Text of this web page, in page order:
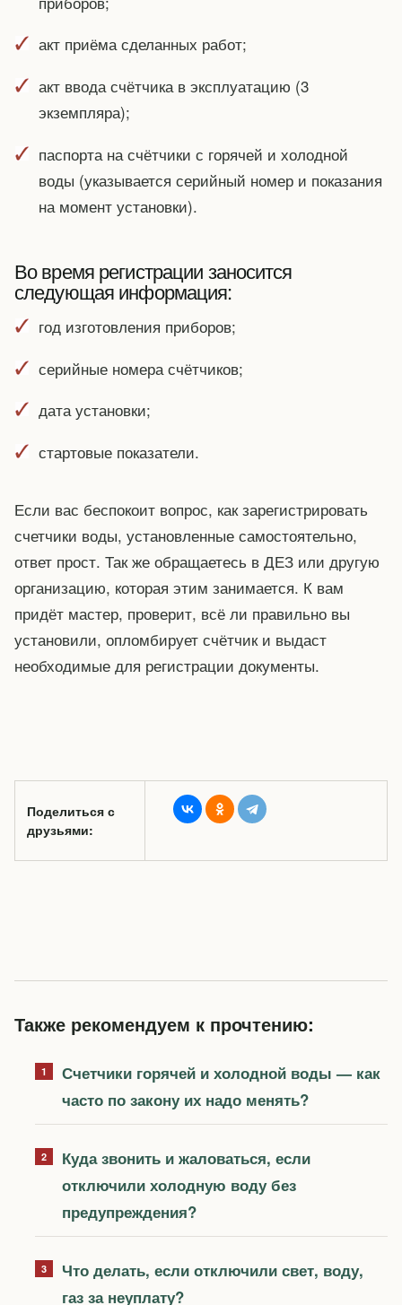
акт приёма сделанных работ;
акт ввода счётчика в эксплуатацию (3
экземпляра);
паспорта на счётчики с горячей и холодной
воды (указывается серийный номер и показания
на момент установки).
Во время регистрации заносится
следующая информация:
год изготовления приборов;
серийные номера счётчиков;
дата установки;
стартовые показатели.
Если вас беспокоит вопрос, как зарегистрировать
счетчики воды, установленные самостоятельно,
ответ прост. Так же обращаетесь в ДЕЗ или другую
организацию, которая этим занимается. К вам
придёт мастер, проверит, всё ли правильно вы
установили, опломбирует счётчик и выдаст
необходимые для регистрации документы.
Поделиться с
друзьями:
Также рекомендуем к прочтению:
Счетчики горячей и холодной воды — как
часто по закону их надо менять?
Куда звонить и жаловаться, если
отключили холодную воду без
предупреждения?
Что делать, если отключили свет, воду,
газ за неуплату?